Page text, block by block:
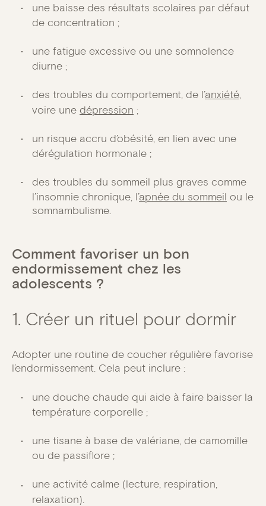
une baisse des résultats scolaires par défaut
de concentration ;
une fatigue excessive ou une somnolence
diurne ;
des troubles du comportement, de l’anxiété,
voire une dépression ;
un risque accru d’obésité, en lien avec une
dérégulation hormonale ;
des troubles du sommeil plus graves comme
l’insomnie chronique, l’apnée du sommeil ou le
somnambulisme.
Comment favoriser un bon
endormissement chez les
adolescents ?
1. Créer un rituel pour dormir
Adopter une routine de coucher régulière favorise
l’endormissement. Cela peut inclure :
une douche chaude qui aide à faire baisser la
température corporelle ;
une tisane à base de valériane, de camomille
ou de passiflore ;
une activité calme (lecture, respiration,
relaxation).